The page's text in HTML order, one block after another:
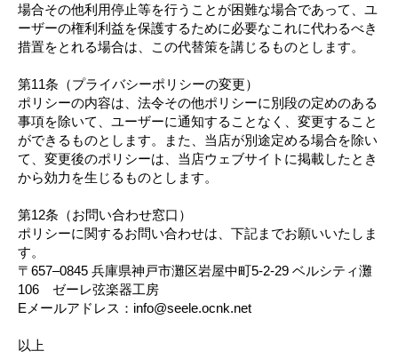
場合その他利用停止等を行うことが困難な場合であって、ユ
ーザーの権利利益を保護するために必要なこれに代わるべき
措置をとれる場合は、この代替策を講じるものとします。
第11条（プライバシーポリシーの変更）
ポリシーの内容は、法令その他ポリシーに別段の定めのある
事項を除いて、ユーザーに通知することなく、変更すること
ができるものとします。また、当店が別途定める場合を除い
て、変更後のポリシーは、当店ウェブサイトに掲載したとき
から効力を生じるものとします。
第12条（お問い合わせ窓口）
ポリシーに関するお問い合わせは、下記までお願いいたしま
す。
〒657–0845 兵庫県神戸市灘区岩屋中町5-2-29 ベルシティ灘
106 ゼーレ弦楽器工房
Eメールアドレス：info@seele.ocnk.net
以上